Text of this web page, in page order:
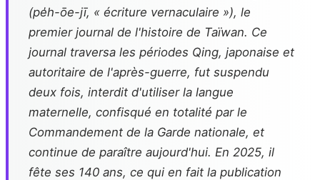
(pe̍h-ōe-jī, « écriture vernaculaire »), le
premier journal de l'histoire de Taïwan. Ce
journal traversa les périodes Qing, japonaise et
autoritaire de l'après-guerre, fut suspendu
deux fois, interdit d'utiliser la langue
maternelle, confisqué en totalité par le
Commandement de la Garde nationale, et
continue de paraître aujourd'hui. En 2025, il
fête ses 140 ans, ce qui en fait la publication